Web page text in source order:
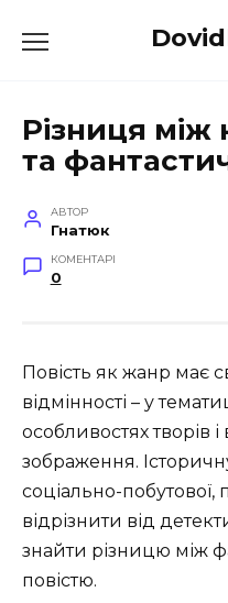
до
Різниця між
та
АВТОР
Гнатюк
КОМЕНТАРІ
0
Повість як жанр має
відмінності – у
особливостях творів
зображення.
соціально-побутової,
відрізнити від
знайти різницю між
повістю.